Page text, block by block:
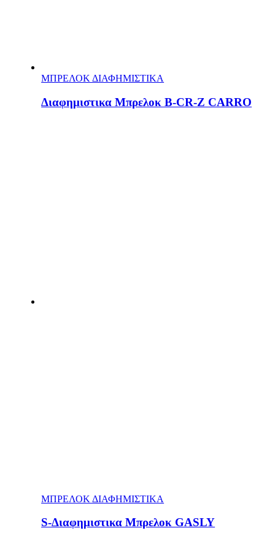
ΜΠΡΕΛΟΚ ΔΙΑΦΗΜΙΣΤΙΚΑ
Διαφημιστικα Μπρελοκ Β-CR-Z CARRO
ΜΠΡΕΛΟΚ ΔΙΑΦΗΜΙΣΤΙΚΑ
S-Διαφημιστικα Μπρελοκ GASLY